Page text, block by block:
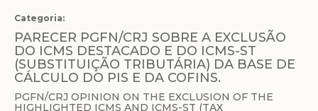
Categoria:
PARECER PGFN/CRJ SOBRE A EXCLUSÃO
DO ICMS DESTACADO E DO ICMS-ST
(SUBSTITUIÇÃO TRIBUTÁRIA) DA BASE DE
CÁLCULO DO PIS E DA COFINS.
PGFN/CRJ OPINION ON THE EXCLUSION OF THE
HIGHLIGHTED ICMS AND ICMS-ST (TAX